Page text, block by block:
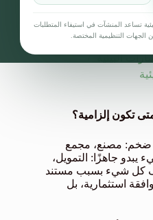
تساعد المنشآت في استيفاء المتطلبات
الجهات التنظيمية المختصة.
متى تكون إلزامية؟
البيئية
تكون إلزامية؟
ضخم: مصنع، مجمع
جاهزًا: التمويل،
كل شيء بسبب مستند
استثمارية، بل